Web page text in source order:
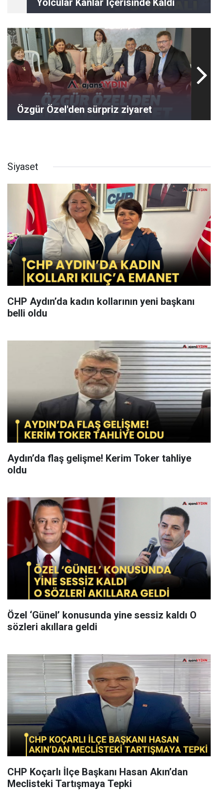
Yolcular Kanlar İçerisinde Kaldı
Özgür Özel'den sürpriz ziyaret
Siyaset
CHP Aydın’da kadın kollarının yeni başkanı
belli oldu
Aydın’da flaş gelişme! Kerim Toker tahliye
oldu
Özel ‘Günel’ konusunda yine sessiz kaldı O
sözleri akıllara geldi
CHP Koçarlı İlçe Başkanı Hasan Akın’dan
Meclisteki Tartışmaya Tepki